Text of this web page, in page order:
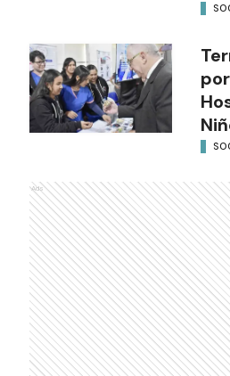
Ads